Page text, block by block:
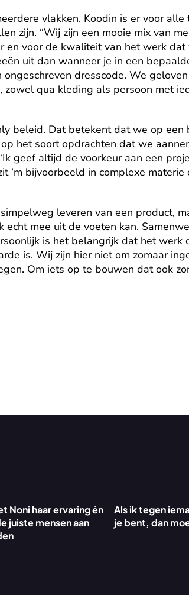
vlakken. Koodin is er voor alle
zijn. “Wij zijn een mooie mix van
en voor de kwaliteit van het werk dat
uit dan wanneer je in een
ongeschreven dresscode. We
zowel qua kleding als persoon met
beleid. Dat betekent dat we op een
het soort opdrachten dat we
geef altijd de voorkeur aan een
‘m bijvoorbeeld in complexe materie
leveren van een product,
echt mee uit de voeten kan.
is het belangrijk dat het werk
is. Wij zijn hier niet om zomaar
Om iets op te bouwen dat ook
Noni haar ervaring én
juiste mensen aan
Als ik tegen
je bent, dan